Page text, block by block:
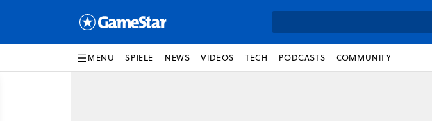
MENU SPIELE NEWS VIDEOS TECH PODCASTS COMMUNITY